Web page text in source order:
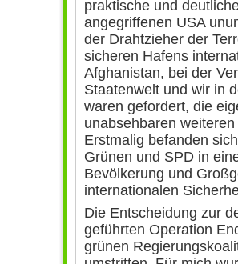
praktische und
angegriffenen USA
der Drahtzieher der
sicheren Hafens
Afghanistan, bei der
Staatenwelt und wir in
waren gefordert, die
unabsehbaren
Erstmalig befanden
Grünen und SPD in
Bevölkerung und
internationalen
Die Entscheidung zur
geführten Operation
grünen